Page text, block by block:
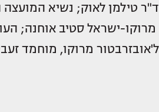
ד"ר טילמן לאוק; נשיא
מרוקו-ישראל סטיב אוחנה;
ל'אובזרבטור מרוקו, מוחמד